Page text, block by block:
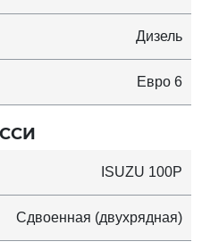
Дизель
Евро 6
ISUZU 100P
Сдвоенная (двухрядная)